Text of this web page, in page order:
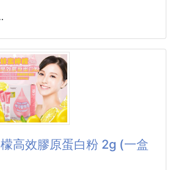
＋果蜜
擊味蕾
叢烏龍茶，非但沒有鴨屎味，
高效膠原蛋白粉 2g (一盒